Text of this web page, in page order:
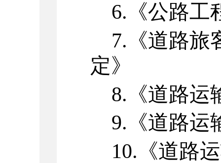
6. 《公路
7. 《道路
定》
8. 《道路
9. 《道路
10. 《道路